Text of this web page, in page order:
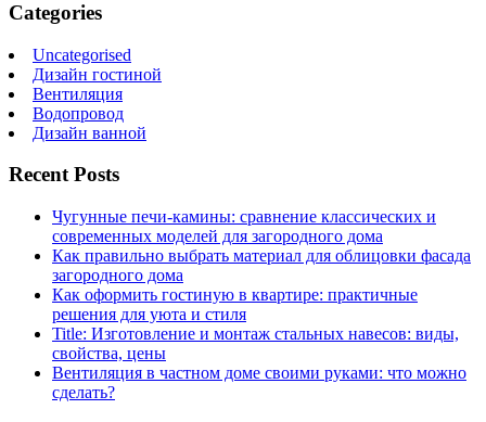
Categories
Uncategorised
Дизайн гостиной
Вентиляция
Водопровод
Дизайн ванной
Recent Posts
Чугунные печи-камины: сравнение классических и
современных моделей для загородного дома
Как правильно выбрать материал для облицовки фасада
загородного дома
Как оформить гостиную в квартире: практичные
решения для уюта и стиля
Title: Изготовление и монтаж стальных навесов: виды,
свойства, цены
Вентиляция в частном доме своими руками: что можно
сделать?